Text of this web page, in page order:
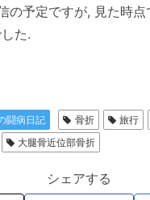
の予定ですが, 見た時点
た.
闘病日記 骨折 旅行
大腿骨近位部骨折
シェアする